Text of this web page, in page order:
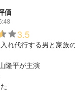
価
3.5
れ代行する男と家族
隆平が主演
妻
た